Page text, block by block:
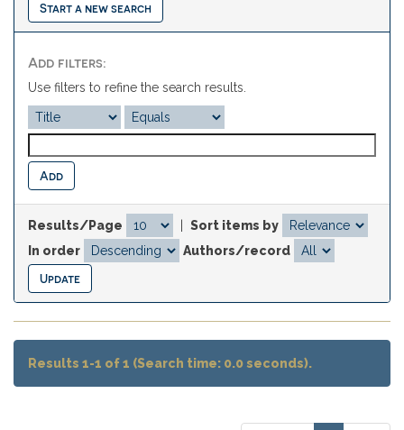
Start a new search
Add filters:
Use filters to refine the search results.
Results/Page
Sort items by
In order
Authors/record
Results 1-1 of 1 (Search time: 0.0 seconds).